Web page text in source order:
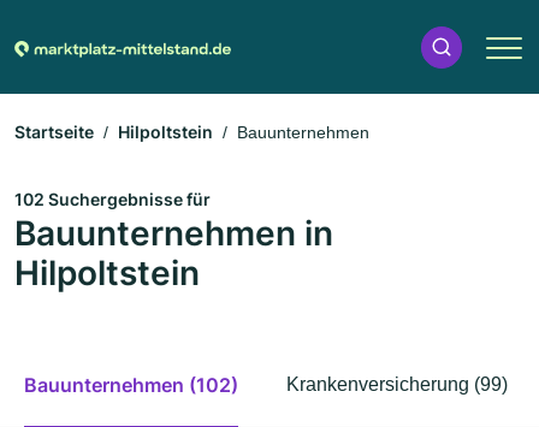
Startseite Hilpoltstein Bauunternehmen
102 Suchergebnisse für
Bauunternehmen in
Hilpoltstein
Bauunternehmen (102) Krankenversicherung (99)